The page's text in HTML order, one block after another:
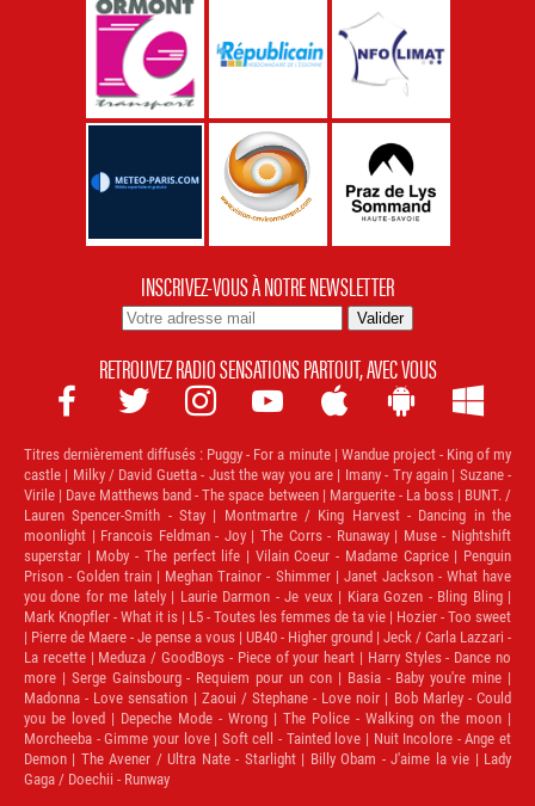
INSCRIVEZ-VOUS À NOTRE NEWSLETTER
RETROUVEZ RADIO SENSATIONS PARTOUT, AVEC VOUS
      
Titres dernièrement diffusés : Puggy - For a minute | Wandue project - King of my
castle | Milky / David Guetta - Just the way you are | Imany - Try again | Suzane -
Virile | Dave Matthews band - The space between | Marguerite - La boss | BUNT. /
Lauren Spencer-Smith - Stay | Montmartre / King Harvest - Dancing in the
moonlight | Francois Feldman - Joy | The Corrs - Runaway | Muse - Nightshift
superstar | Moby - The perfect life | Vilain Coeur - Madame Caprice | Penguin
Prison - Golden train | Meghan Trainor - Shimmer | Janet Jackson - What have
you done for me lately | Laurie Darmon - Je veux | Kiara Gozen - Bling Bling |
Mark Knopfler - What it is | L5 - Toutes les femmes de ta vie | Hozier - Too sweet
| Pierre de Maere - Je pense a vous | UB40 - Higher ground | Jeck / Carla Lazzari -
La recette | Meduza / GoodBoys - Piece of your heart | Harry Styles - Dance no
more | Serge Gainsbourg - Requiem pour un con | Basia - Baby you're mine |
Madonna - Love sensation | Zaoui / Stephane - Love noir | Bob Marley - Could
you be loved | Depeche Mode - Wrong | The Police - Walking on the moon |
Morcheeba - Gimme your love | Soft cell - Tainted love | Nuit Incolore - Ange et
Demon | The Avener / Ultra Nate - Starlight | Billy Obam - J'aime la vie | Lady
Gaga / Doechii - Runway